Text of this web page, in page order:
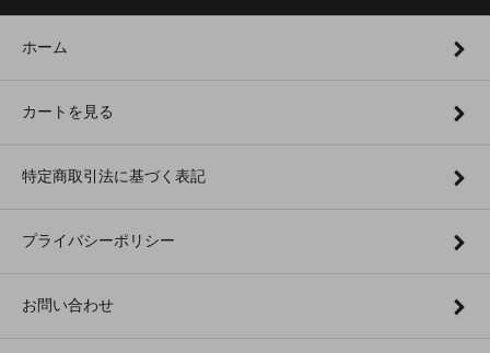
ホーム
カートを見る
特定商取引法に基づく表記
プライバシーポリシー
お問い合わせ